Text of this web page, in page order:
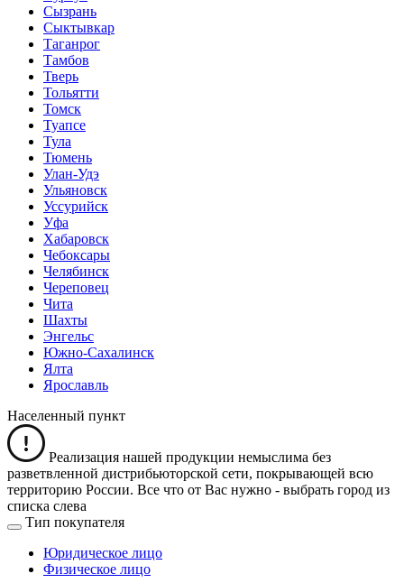
Сызрань
Сыктывкар
Таганрог
Тамбов
Тверь
Тольятти
Томск
Туапсе
Тула
Тюмень
Улан-Удэ
Ульяновск
Уссурийск
Уфа
Хабаровск
Чебоксары
Челябинск
Череповец
Чита
Шахты
Энгельс
Южно-Сахалинск
Ялта
Ярославль
Населенный пункт
Реализация нашей продукции немыслима без
разветвленной дистрибьюторской сети, покрывающей всю
территорию России. Все что от Вас нужно - выбрать город из
списка слева
Тип покупателя
Юридическое лицо
Физическое лицо